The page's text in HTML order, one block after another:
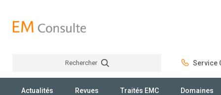
Rechercher Service
Actualités Revues Traités EMC Domaines